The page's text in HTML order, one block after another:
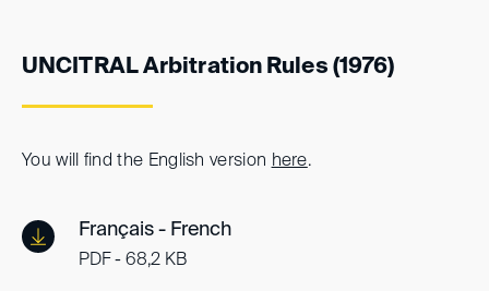
UNCITRAL Arbitration Rules (1976)
You will find the English version here.
Français - French
PDF - 68,2 KB